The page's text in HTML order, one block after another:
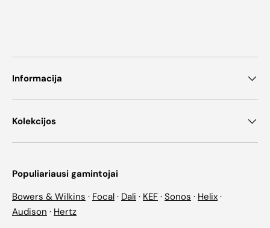
Informacija
Kolekcijos
Populiariausi gamintojai
Bowers & Wilkins · Focal · Dali · KEF · Sonos · Helix ·
Audison · Hertz